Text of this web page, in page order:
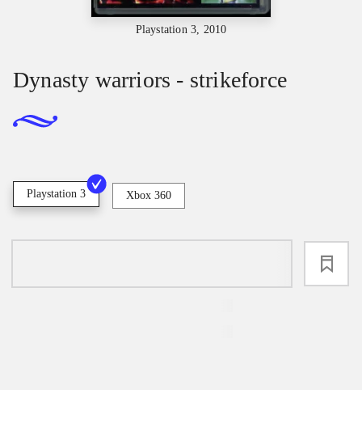
Playstation 3, 2010
Dynasty warriors - strikeforce
Playstation 3 Xbox 360